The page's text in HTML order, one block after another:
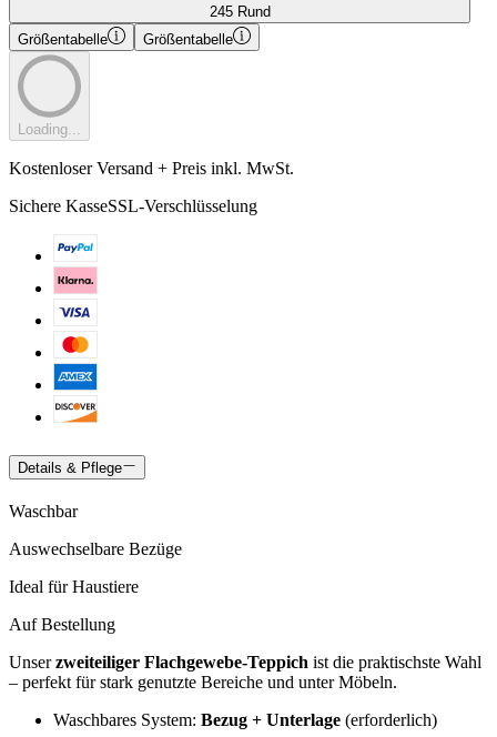
245 Rund
Größentabelle
Größentabelle
Loading...
Kostenloser Versand + Preis inkl. MwSt.
Sichere KasseSSL-Verschlüsselung
Details & Pflege
Waschbar
Auswechselbare Bezüge
Ideal für Haustiere
Auf Bestellung
Unserzweiteiliger Flachgewebe-Teppich ist die praktischste Wahl
– perfekt für stark genutzte Bereiche und unter Möbeln.
Waschbares System: Bezug + Unterlage (erforderlich)